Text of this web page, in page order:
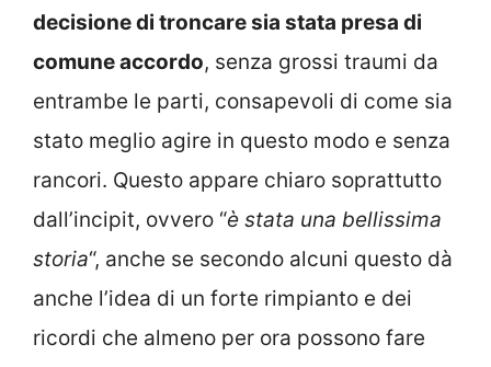
decisione di troncare sia stata presa di
comune accordo, senza grossi traumi da
entrambe le parti, consapevoli di come sia
stato meglio agire in questo modo e senza
rancori. Questo appare chiaro soprattutto
dall’incipit, ovvero “è stata una bellissima
storia“, anche se secondo alcuni questo dà
anche l’idea di un forte rimpianto e dei
ricordi che almeno per ora possono fare